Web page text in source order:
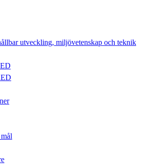
utveckling, miljövetenskap och teknik